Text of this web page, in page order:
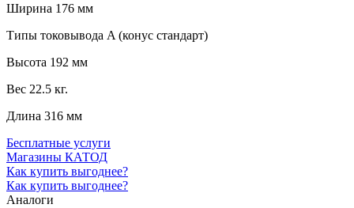
Ширина 176 мм
Типы токовывода A (конус стандарт)
Высота 192 мм
Вес 22.5 кг.
Длина 316 мм
Бесплатные услуги
Магазины КАТОД
Как купить выгоднее?
Как купить выгоднее?
Аналоги